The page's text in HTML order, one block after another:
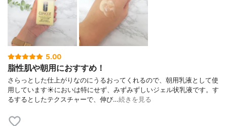
5.00
脂性肌や朝用におすすめ！
さらっとした仕上がりなのにうるおってくれるので、朝用乳液として使
用しています☀においは特にせず、みずみずしいジェル状乳液です。す
るするとしたテクスチャーで、伸び…続きを見る